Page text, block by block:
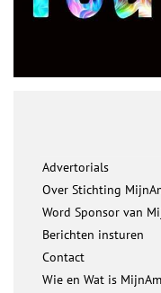
Advertorials
Over Stichting
Word Sponsor van
Berichten insturen
Contact
Wie en Wat is